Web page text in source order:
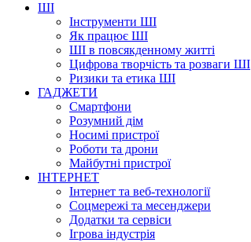
ШІ
Інструменти ШІ
Як працює ШІ
ШІ в повсякденному житті
Цифрова творчість та розваги ШІ
Ризики та етика ШІ
ГАДЖЕТИ
Смартфони
Розумний дім
Носимі пристрої
Роботи та дрони
Майбутні пристрої
ІНТЕРНЕТ
Інтернет та веб-технології
Соцмережі та месенджери
Додатки та сервіси
Ігрова індустрія